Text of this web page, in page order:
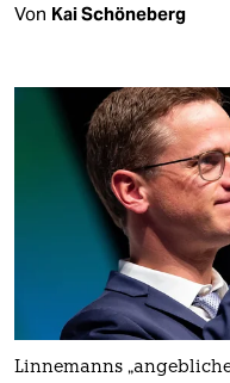
Von Kai Schöneberg
Linnemanns